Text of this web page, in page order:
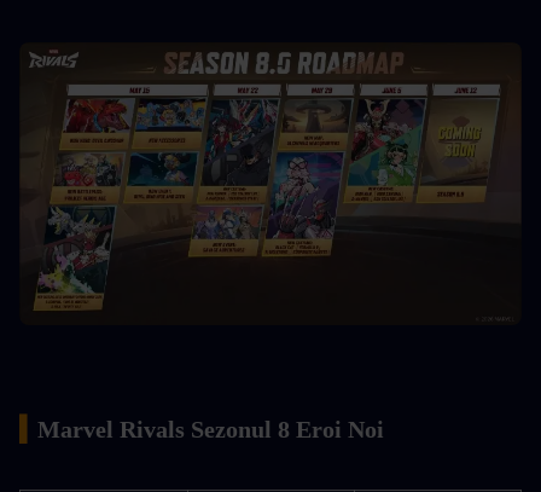
Marvel Rivals Sezonul 8 Eroi Noi